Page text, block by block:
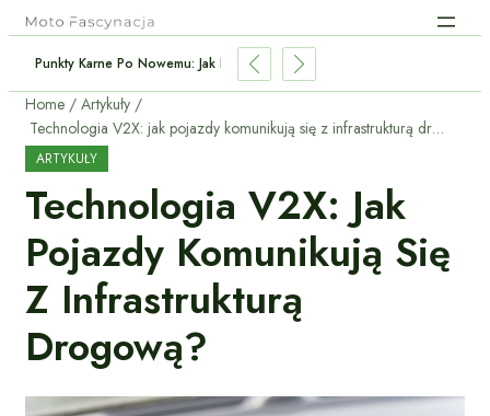
Punkty Karne Po Nowemu: Jak Nie Stracić Prawa Jazdy?
Home
Artykuły
Technologia V2X: jak pojazdy komunikują się z infrastrukturą drogową?
ARTYKUŁY
Technologia V2X: Jak
Pojazdy Komunikują Się
Z Infrastrukturą
Drogową?